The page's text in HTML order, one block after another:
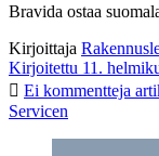
Bravida ostaa
Kirjoittaja
Kirjoitettu 11.
Ei kommentteja
Servicen